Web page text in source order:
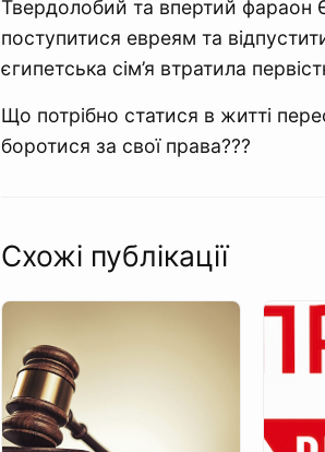
Твердолобий та впертий фараон
поступитися евреям та
єгипетська сім’я втратила
Що потрібно статися в житті
боротися за свої права???
Схожі публікації